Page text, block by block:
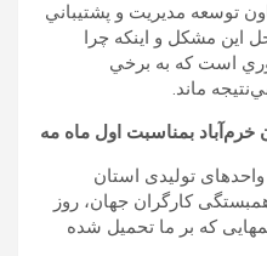
توسعه مديريت و پشتيباني
اين مشكل و اينكه چرا
است كه به برخي
ماند.
خرم‌آباد بمناسبت اول ماه مه
تولیدی استان
کارگران جهان، روز
که بر ما تحمیل شده